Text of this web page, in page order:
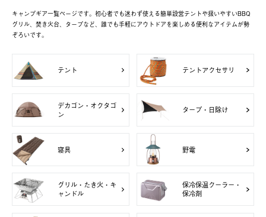
キャンプギア一覧ページです。初心者でも迷わず使える簡単設営テントや扱いやすいBBQ
グリル、焚き火台、タープなど、誰でも手軽にアウトドアを楽しめる便利なアイテムが勢
ぞろいです。
テント テントアクセサリ
デカゴン・オクタゴ
ン
タープ・日除け
寝具 野電
グリル・たき火・キ
ャンドル
保冷保温クーラー・
保冷剤